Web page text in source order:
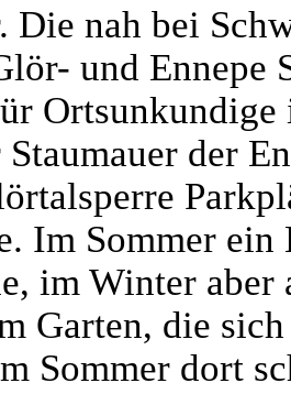
Die nah bei
und Ennepe
der
Im Sommer
im Winter
Garten, die
Sommer dort